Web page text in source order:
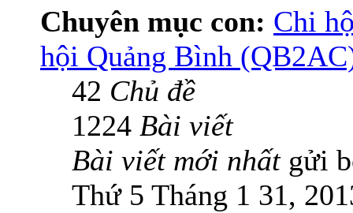
Chuyên mục con: Chi
hội Quảng Bình
42 Chủ đề
1224 Bài viết
Bài viết mới nhấtgửi
Thứ 5 Tháng 1 31,